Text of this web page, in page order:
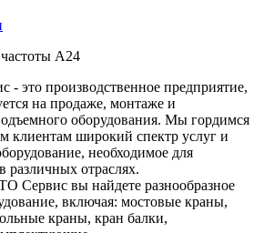
А24
это производственное предприятие,
на продаже, монтаже и
оборудования. Мы гордимся
клиентам широкий спектр услуг и
необходимое для
различных отраслях.
Сервис вы найдете разнообразное
включая: мостовые краны,
краны, кран балки,